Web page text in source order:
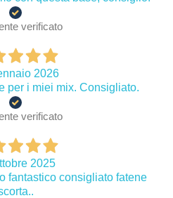
verificato
2026
per i miei mix. Consigliato.
verificato
2025
fantastico consigliato fatene